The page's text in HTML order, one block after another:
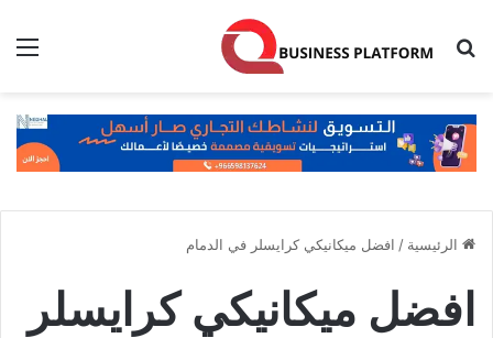
بحث عن
الرئيسية / افضل ميكانيكي كرايسلر في الدمام
افضل ميكانيكي كرايسلر